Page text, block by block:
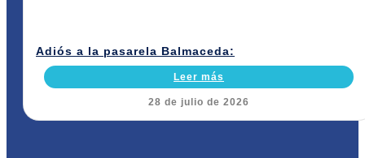
Adiós a la pasarela Balmaceda:
Leer más
28 de julio de 2026